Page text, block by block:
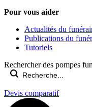
Pour vous aider
Actualités du
Publications du
Tutoriels
Rechercher des pompes
Devis comparatif